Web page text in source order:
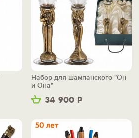
34 900 Р
Набор для шампанского "Он
и Она"